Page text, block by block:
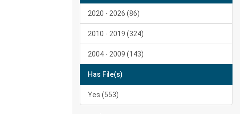
2020 - 2026 (86)
2010 - 2019 (324)
2004 - 2009 (143)
Has File(s)
Yes (553)